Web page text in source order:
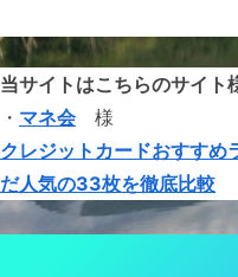
当サイトはこちらのサイト
・ マネ会様
クレジットカードおすす
だ人気の33枚を徹底比較